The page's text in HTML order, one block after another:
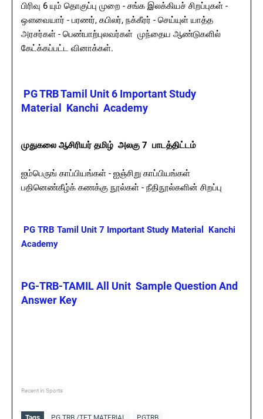
பிரிவு 6 யும் தொகுப்பு முறை - சங்க இலக்கியச் சிறப்புகள் -
ஔவையார் - பரணர், கபிலர், நக்கீரர் - செய்யுள் யாத்த
அரசர்கள் - பெண்பாற்புலவர்கள் முந்தைய ஆண்டுகளில்
கேட்க்கப்பட்ட வினாக்கள்.
PG TRB Tamil Unit 6 Important Study
Material Kanchi Academy
முதுகலை ஆசிரியர் தமிழ் அலகு 7 பாடத்திட்டம்
ஐம்பெருங் காப்பியங்கள் - ஐஞ்சிறு காப்பியங்கள்
பதினெண்கீழ்க் கணக்கு நூல்கள் - நீதிநூல்களின் சிறப்பு
PG TRB Tamil Unit 7 Important Study Material Kanchi
Academy
PG-TRB-TAMIL All Unit Sample Question And
Answer Key
Recent in Sports